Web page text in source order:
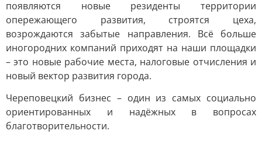
появляются новые резиденты территории
опережающего развития, строятся цеха,
возрождаются забытые направления. Всё больше
иногородних компаний приходят на наши площадки
– это новые рабочие места, налоговые отчисления и
новый вектор развития города.
Череповецкий бизнес – один из самых социально
ориентированных и надёжных в вопросах
благотворительности.